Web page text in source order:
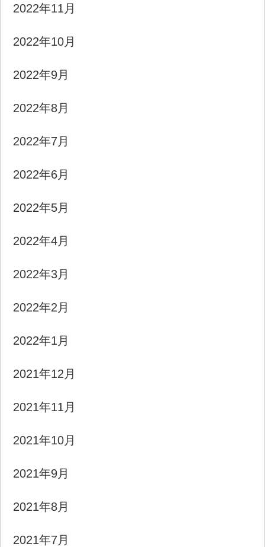
2022年11月
2022年10月
2022年9月
2022年8月
2022年7月
2022年6月
2022年5月
2022年4月
2022年3月
2022年2月
2022年1月
2021年12月
2021年11月
2021年10月
2021年9月
2021年8月
2021年7月